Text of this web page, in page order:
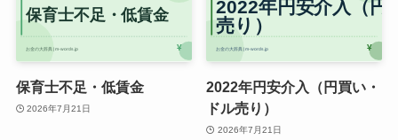
保育士不足・低賃金
2026年7月21日
2022年円安介入（円買い・
ドル売り）
2026年7月21日